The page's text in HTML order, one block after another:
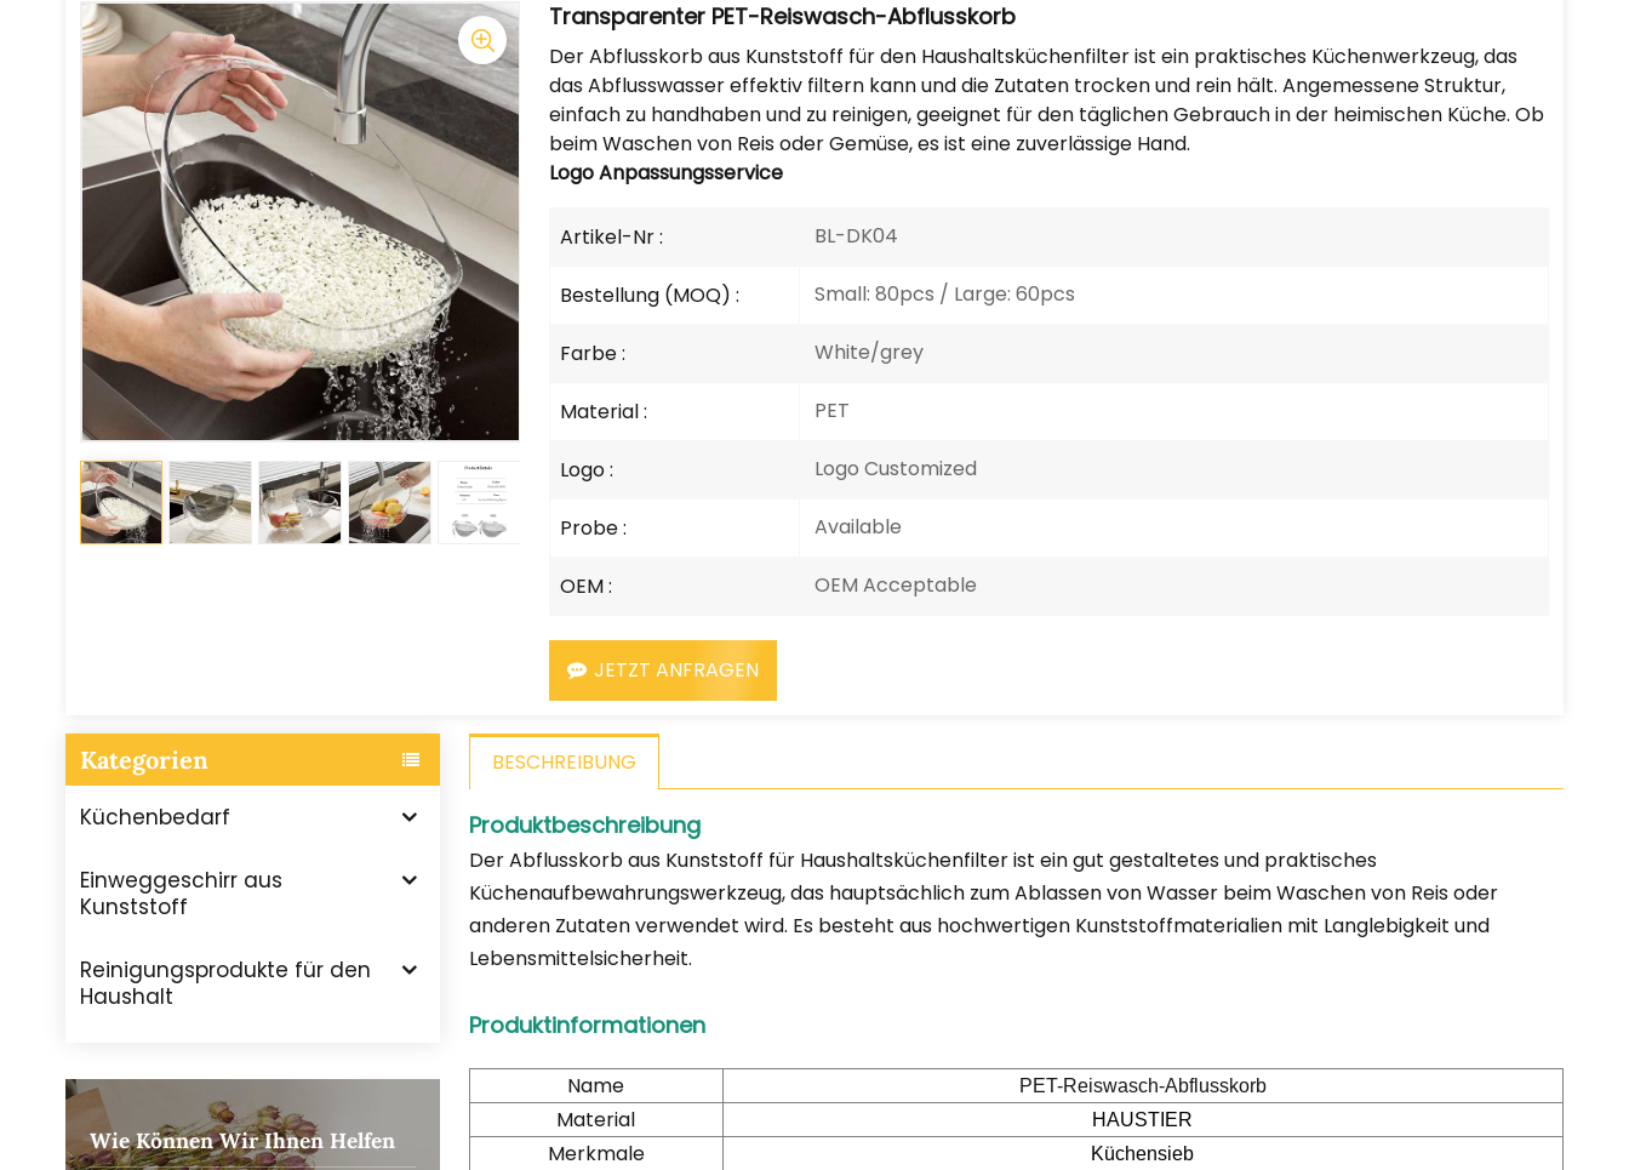
Türkçe
العربية
Transparenter PET-Reiswasch-Abflusskorb
Der Abflusskorb aus Kunststoff für den Haushaltsküchenfilter ist ein praktisches Küchenwerkzeug, das
das Abflusswasser effektiv filtern kann und die Zutaten trocken und rein hält. Angemessene Struktur,
einfach zu handhaben und zu reinigen, geeignet für den täglichen Gebrauch in der heimischen Küche. Ob
beim Waschen von Reis oder Gemüse, es ist eine zuverlässige Hand.
LogoAnpassungsservice
Artikel-Nr : BL-DK04
Bestellung (MOQ) : Small: 80pcs / Large: 60pcs
Farbe : White/grey
Material : PET
Logo : Logo Customized
Probe : Available
OEM : OEM Acceptable
JETZT ANFRAGEN
Kategorien
Küchenbedarf
Einweggeschirr aus
Kunststoff
Reinigungsprodukte für den
Haushalt
Wie Können Wir Ihnen Helfen
BESCHREIBUNG
Produktbeschreibung
Der Abflusskorb aus Kunststoff für Haushaltsküchenfilter ist ein gut gestaltetes und praktisches
Küchenaufbewahrungswerkzeug, das hauptsächlich zum Ablassen von Wasser beim Waschen von Reis oder
anderen Zutaten verwendet wird. Es besteht aus hochwertigen Kunststoffmaterialien mit Langlebigkeit und
Lebensmittelsicherheit.
Produktinformationen
Name PET-Reiswasch-Abflusskorb
Material HAUSTIER
Merkmale Küchensieb